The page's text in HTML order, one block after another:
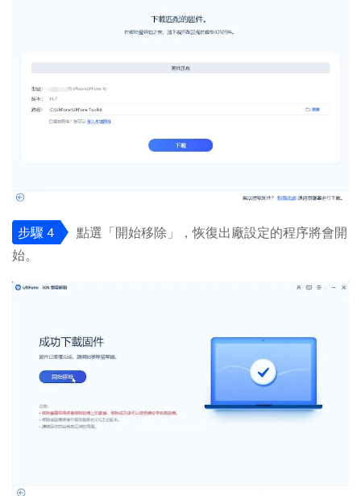
步驟 4
點選「開始移除」，恢復出廠設定的程序將會開
始。